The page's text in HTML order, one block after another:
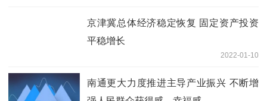
京津冀总体经济稳定恢复 固定资产投资
平稳增长
2022-01-10
南通更大力度推进主导产业振兴 不断增